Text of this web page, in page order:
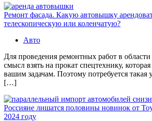
Ремонт фасада. Какую автовышку
телескопическую или коленчатую?
Авто
Для проведения ремонтных работ в области
смысл взять на прокат спецтехнику, которая
вашим задачам. Поэтому потребуется такая
[…]
Россияне лишатся половины новинок от
2024 году